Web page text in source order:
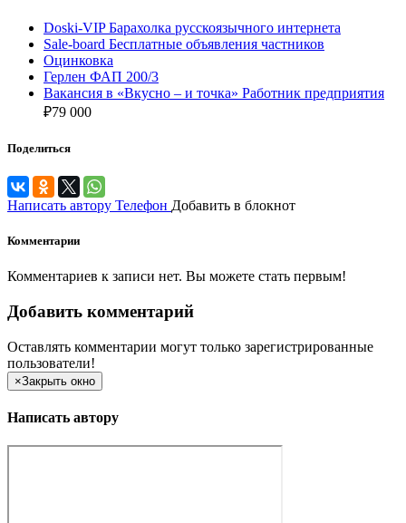
Doski-VIP Барахолка русскоязычного интернета
Sale-board Бесплатные объявления частников
Оцинковка
Герлен ФАП 200/3
Вакансия в «Вкусно – и точка» Работник предприятия
₽79 000
Поделиться
Написать автору Телефон Добавить в блокнот
Комментарии
Комментариев к записи нет. Вы можете стать первым!
Добавить комментарий
Оставлять комментарии могут только зарегистрированные
пользователи!
×Закрыть окно
Написать автору